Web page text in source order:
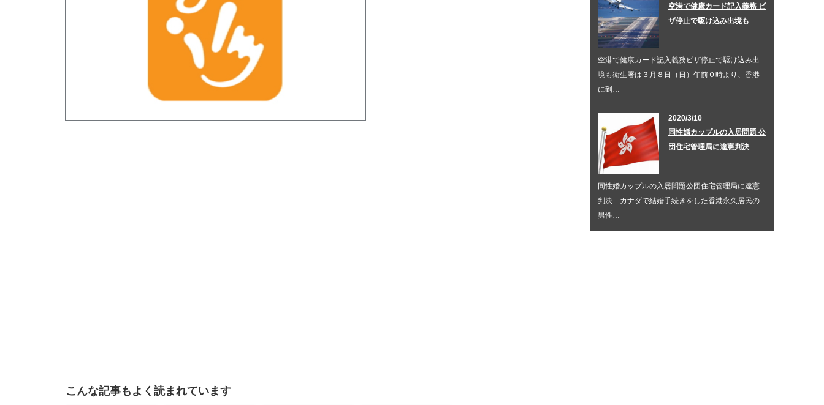
こんな記事もよく読まれています
空港で健康カード記入義務 ビ
ザ停止で駆け込み出境も
空港で健康カード記入義務ビザ停止で駆け込み出
境も衛生署は３月８日（日）午前０時より、香港
に到…
2020/3/10
同性婚カップルの入居問題 公
団住宅管理局に違憲判決
同性婚カップルの入居問題公団住宅管理局に違憲
判決 カナダで結婚手続きをした香港永久居民の
男性…